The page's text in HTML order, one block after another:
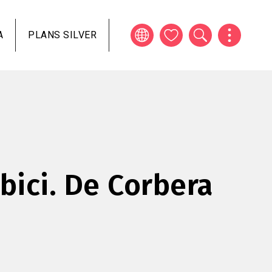
PLANS SILVER
De Corbera